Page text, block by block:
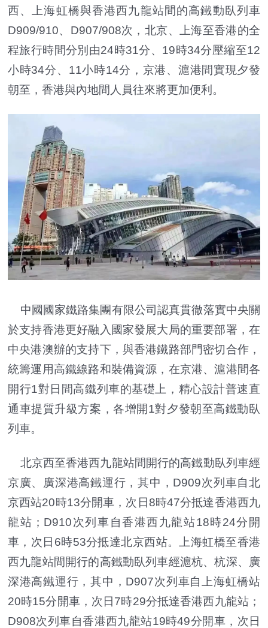
西、上海虹橋與香港西九龍站間的高鐵動臥列車
D909/910、D907/908次，北京、上海至香港的全
程旅行時間分別由24時31分、19時34分壓縮至12
小時34分、11小時14分，京港、滬港間實現夕發
朝至，香港與內地間人員往來將更加便利。
中國國家鐵路集團有限公司認真貫徹落實中央關
於支持香港更好融入國家發展大局的重要部署，在
中央港澳辦的支持下，與香港鐵路部門密切合作，
統籌運用高鐵線路和裝備資源，在京港、滬港間各
開行1對日間高鐵列車的基礎上，精心設計普速直
通車提質升級方案，各增開1對夕發朝至高鐵動臥
列車。
北京西至香港西九龍站間開行的高鐵動臥列車經
京廣、廣深港高鐵運行，其中，D909次列車自北
京西站20時13分開車，次日8時47分抵達香港西九
龍站；D910次列車自香港西九龍站18時24分開
車，次日6時53分抵達北京西站。上海虹橋至香港
西九龍站間開行的高鐵動臥列車經滬杭、杭深、廣
深港高鐵運行，其中，D907次列車自上海虹橋站
20時15分開車，次日7時29分抵達香港西九龍站；
D908次列車自香港西九龍站19時49分開車，次日